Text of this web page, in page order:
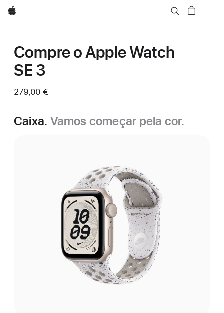
Apple
Compre o Apple Watch
SE 3
279,00 €
Caixa. Vamos começar pela cor.